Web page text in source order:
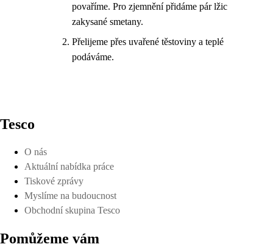
povaříme. Pro zjemnění přidáme pár lžic
zakysané smetany.
Přelijeme přes uvařené těstoviny a teplé
podáváme.
Tesco
O nás
Aktuální nabídka práce
Tiskové zprávy
Myslíme na budoucnost
Obchodní skupina Tesco
Pomůžeme vám